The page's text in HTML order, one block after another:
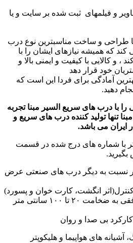
و فیلمهای ثبت شده بر سایت و یا
طراحی و ساخت مناسبترین نوع درب
که همیشه نیازهای ایشان را با
، و کالایی با کیفیت و ایمنی بالا و
خود قرار دهد
آمادگی برای فردا این است که
دهید.
با درب های سریع السیر مبنا تجربه
تنها تولید کننده درب های سریع و
ایران می باشد.
با شماره های درج شده در قسمت
بگیرید.
نسبت به دیگر درب های صنعتی عرض
انگشت، کارت خوان و پسورد)
درب آشیانه دارای اسکلت افقی به ضخامت ۲۰ تا ۱۰۰ سانتی متر
بی صدا و روان
های هواپیما و هلیکوپتر